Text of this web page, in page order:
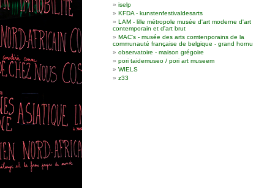
iselp
KFDA - kunstenfestivaldesarts
LAM - lille métropole musée d'art moderne d'art
contemporain et d'art brut
MAC's - musée des arts comtenporains de la
communauté française de belgique - grand hornu
observatoire - maison grégoire
pori taidemuseo / pori art museem
WIELS
z33